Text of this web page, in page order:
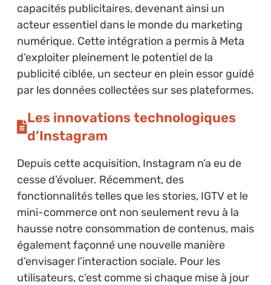
capacités publicitaires, devenant ainsi un
acteur essentiel dans le monde du marketing
numérique. Cette intégration a permis à Meta
d’exploiter pleinement le potentiel de la
publicité ciblée, un secteur en plein essor guidé
par les données collectées sur ses plateformes.
Les innovations technologiques
d’Instagram
Depuis cette acquisition, Instagram n’a eu de
cesse d’évoluer. Récemment, des
fonctionnalités telles que les stories, IGTV et le
mini-commerce ont non seulement revu à la
hausse notre consommation de contenus, mais
également façonné une nouvelle manière
d’envisager l’interaction sociale. Pour les
utilisateurs, c’est comme si chaque mise à jour